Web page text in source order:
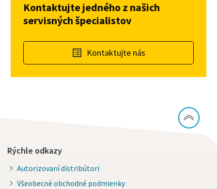
Kontaktujte jedného z našich
servisných špecialistov
Kontaktujte nás
Rýchle odkazy
Autorizovaní distribútori
Všeobecné obchodné podmienky